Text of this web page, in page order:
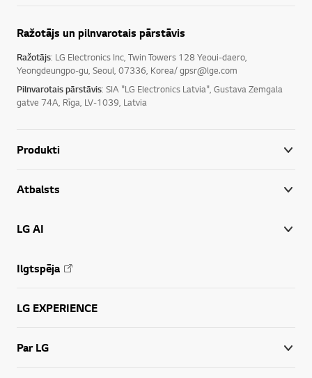
Ražotājs un pilnvarotais pārstāvis
Ražotājs: LG Electronics Inc, Twin Towers 128 Yeoui-daero,
Yeongdeungpo-gu, Seoul, 07336, Korea/ gpsr@lge.com
Pilnvarotais pārstāvis: SIA "LG Electronics Latvia", Gustava Zemgala
gatve 74A, Rīga, LV-1039, Latvia
Produkti
Atbalsts
LG AI
Ilgtspēja
LG EXPERIENCE
Par LG